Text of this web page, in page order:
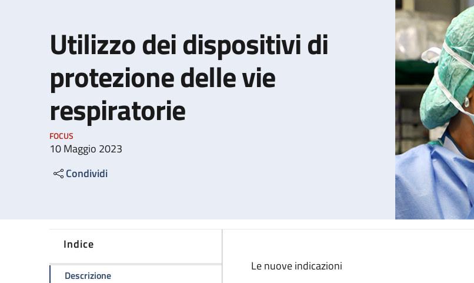
Utilizzo dei dispositivi di
protezione delle vie
respiratorie
FOCUS
10 Maggio 2023
Condividi
Indice
Descrizionedella pagina Utilizzo dei dispositivi di protezione delle vie respiratorie
Le nuove indicazioni